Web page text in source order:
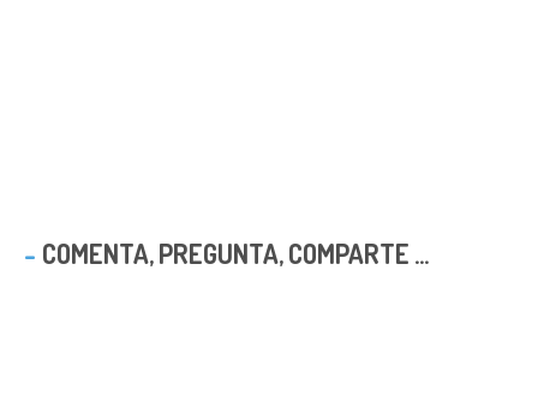
COMENTA, PREGUNTA, COMPARTE ...